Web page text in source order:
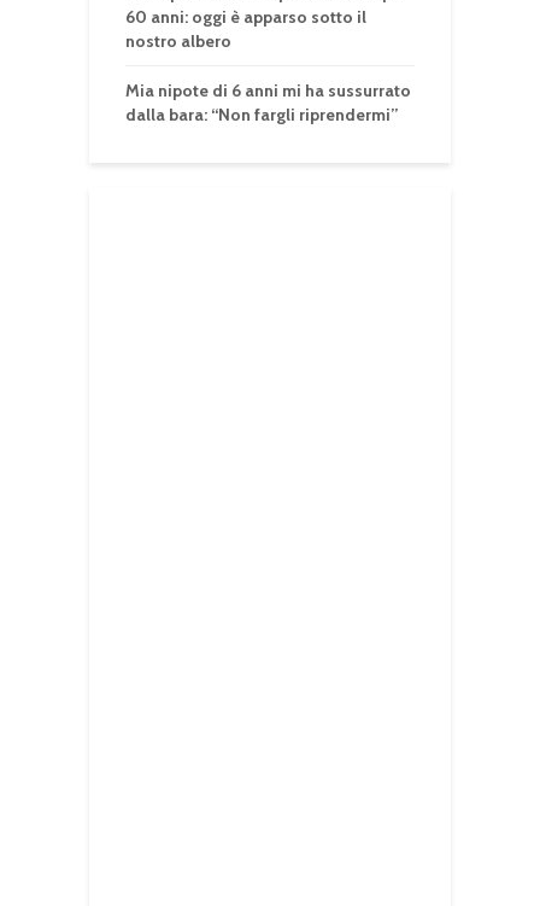
60 anni: oggi è apparso sotto il
nostro albero
Mia nipote di 6 anni mi ha sussurrato
dalla bara: “Non fargli riprendermi”